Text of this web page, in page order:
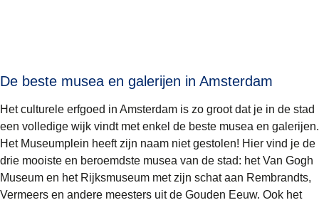
De beste musea en galerijen in Amsterdam
Het culturele erfgoed in Amsterdam is zo groot dat je in de stad
een volledige wijk vindt met enkel de beste musea en galerijen.
Het Museumplein heeft zijn naam niet gestolen! Hier vind je de
drie mooiste en beroemdste musea van de stad: hetVan Gogh
Museum en het Rijksmuseum met zijn schat aan Rembrandts,
Vermeers en andere meesters uit de Gouden Eeuw. Ook het